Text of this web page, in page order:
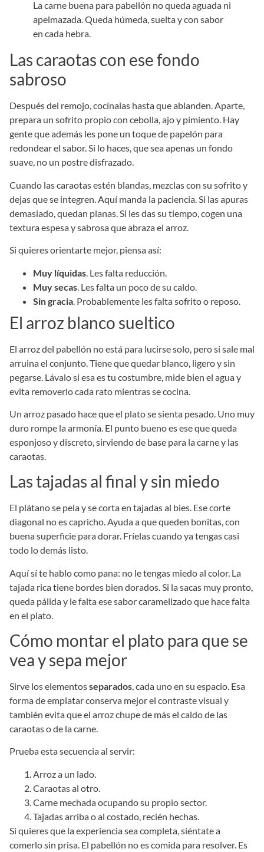
La carne buena para pabellón no queda aguada ni
apelmazada. Queda húmeda, suelta y con sabor
en cada hebra.
Las caraotas con ese fondo
sabroso
Después del remojo, cocínalas hasta que ablanden. Aparte,
prepara un sofrito propio con cebolla, ajo y pimiento. Hay
gente que además les pone un toque de papelón para
redondear el sabor. Si lo haces, que sea apenas un fondo
suave, no un postre disfrazado.
Cuando las caraotas estén blandas, mezclas con su sofrito y
dejas que se integren. Aquí manda la paciencia. Si las apuras
demasiado, quedan planas. Si les das su tiempo, cogen una
textura espesa y sabrosa que abraza el arroz.
Si quieres orientarte mejor, piensa así:
Muy líquidas . Les falta reducción.
Muy secas . Les falta un poco de su caldo.
Sin gracia . Probablemente les falta sofrito o reposo.
El arroz blanco sueltico
El arroz del pabellón no está para lucirse solo, pero si sale mal
arruina el conjunto. Tiene que quedar blanco, ligero y sin
pegarse. Lávalo si esa es tu costumbre, mide bien el agua y
evita removerlo cada rato mientras se cocina.
Un arroz pasado hace que el plato se sienta pesado. Uno muy
duro rompe la armonía. El punto bueno es ese que queda
esponjoso y discreto, sirviendo de base para la carne y las
caraotas.
Las tajadas al final y sin miedo
El plátano se pela y se corta en tajadas al bies. Ese corte
diagonal no es capricho. Ayuda a que queden bonitas, con
buena superficie para dorar. Fríelas cuando ya tengas casi
todo lo demás listo.
Aquí sí te hablo como pana: no le tengas miedo al color. La
tajada rica tiene bordes bien dorados. Si la sacas muy pronto,
queda pálida y le falta ese sabor caramelizado que hace falta
en el plato.
Cómo montar el plato para que se
vea y sepa mejor
Sirve los elementosseparados, cada uno en su espacio. Esa
forma de emplatar conserva mejor el contraste visual y
también evita que el arroz chupe de más el caldo de las
caraotas o de la carne.
Prueba esta secuencia al servir:
Arroz a un lado.
Caraotas al otro.
Carne mechada ocupando su propio sector.
Tajadas arriba o al costado, recién hechas.
Si quieres que la experiencia sea completa, siéntate a
comerlo sin prisa. El pabellón no es comida para resolver. Es